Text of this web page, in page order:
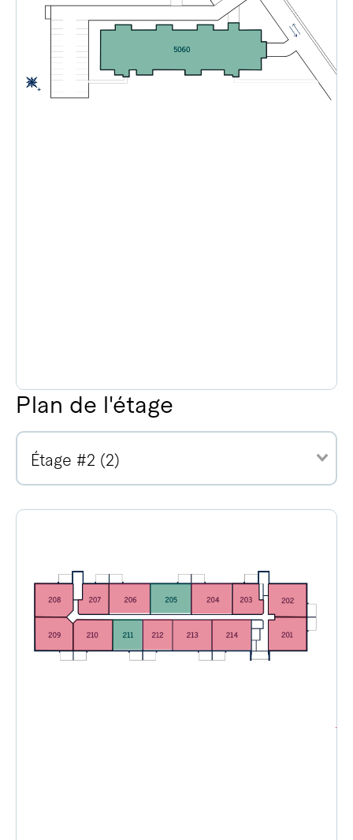
Plan de l'étage
Étage #2 (2)